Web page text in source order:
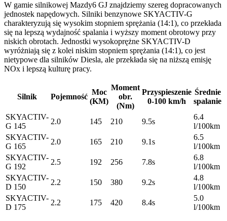
W gamie silnikowej Mazdy6 GJ znajdziemy szereg dopracowanych
jednostek napędowych. Silniki benzynowe SKYACTIV-G
charakteryzują się wysokim stopniem sprężania (14:1), co przekłada
się na lepszą wydajność spalania i wyższy moment obrotowy przy
niskich obrotach. Jednostki wysokoprężne SKYACTIV-D
wyróżniają się z kolei niskim stopniem sprężania (14:1), co jest
nietypowe dla silników Diesla, ale przekłada się na niższą emisję
NOx i lepszą kulturę pracy.
Silnik Pojemność
Moc
(KM)
Moment
obr.
(Nm)
Przyspieszenie
0-100 km/h
Średnie
spalanie
SKYACTIV-
G 145
2.0 145 210 9.5s
6.4
l/100km
SKYACTIV-
G 165
2.0 165 210 9.1s
6.5
l/100km
SKYACTIV-
G 192
2.5 192 256 7.8s
6.8
l/100km
SKYACTIV-
D 150
2.2 150 380 9.2s
4.8
l/100km
SKYACTIV-
D 175
2.2 175 420 8.4s
5.0
l/100km